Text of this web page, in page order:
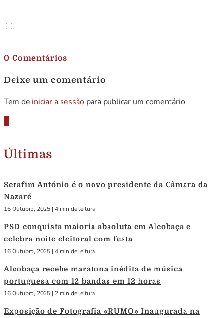
0 Comentários
Deixe um comentário
Tem de iniciar a sessão para publicar um comentário.
Últimas
Serafim António é o novo presidente da Câmara da
Nazaré
16 Outubro, 2025 | 4 min de leitura
PSD conquista maioria absoluta em Alcobaça e
celebra noite eleitoral com festa
16 Outubro, 2025 | 4 min de leitura
Alcobaça recebe maratona inédita de música
portuguesa com 12 bandas em 12 horas
16 Outubro, 2025 | 2 min de leitura
Exposição de Fotografia «RUMO» Inaugurada na